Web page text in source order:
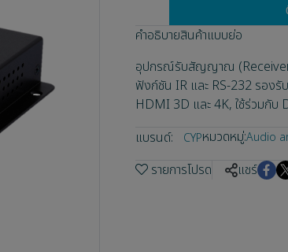
คำอธิบายสินค้าแบบย่อ
อุปกรณ์รับสัญญาณ
ฟังก์ชัน IR และ RS-232 รอง
HDMI 3D และ 4K, ใช้ร่วมกับ
แบรนด์:
CYPหมวดหมู่:Audio
รายการโปรด แชร์